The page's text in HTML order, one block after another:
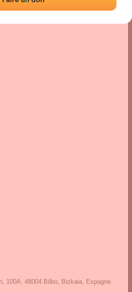
100A, 48004 Bilbo, Bizkaia, Espagne